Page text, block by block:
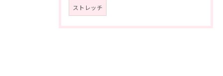
ストレッチ